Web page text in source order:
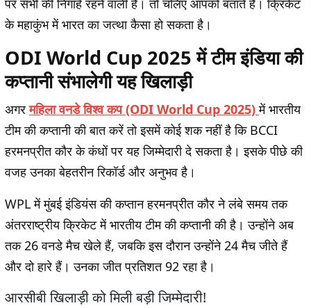
पर सभी की निगाहें रहने वाली हैं। तो चलिए आपको बताते हैं। क्रिकेट
के महाकुंभ में भारत का जत्था कैसा हो सकता है।
ODI World Cup 2025 में टीम इंडिया की
कप्तानी संभालेगी यह खिलाड़ी
अगरमहिला वनडे विश्व कप (ODI World Cup 2025)में भारतीय
टीम की कप्तानी की बात करें तो इसमें कोई शक नहीं है कि BCCI
हरमनप्रीत कौर के कंधों पर यह जिम्मेदारी दे सकता है। इसके पीछे की
वजह उनका बेहतरीन रिकॉर्ड और अनुभव है।
WPL में मुंबई इंडियंस की कप्तान हरमनप्रीत कौर ने लंबे समय तक
अंतरराष्ट्रीय क्रिकेट में भारतीय टीम की कप्तानी की है। उन्होंने अब
तक 26 वनडे मैच खेले हैं, जबकि इस दौरान उन्होंने 24 मैच जीते हैं
और दो हारे हैं। उनका जीत प्रतिशत 92 रहा है।
आरसीबी खिलाड़ी को मिली बड़ी जिम्मेदारी!